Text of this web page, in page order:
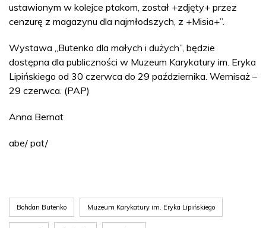
ustawionym w kolejce ptakom, został +zdjęty+ przez
cenzurę z magazynu dla najmłodszych, z +Misia+”.
Wystawa „Butenko dla małych i dużych”, będzie
dostępna dla publiczności w Muzeum Karykatury im. Eryka
Lipińskiego od 30 czerwca do 29 października. Wernisaż –
29 czerwca. (PAP)
Anna Bernat
abe/ pat/
Bohdan Butenko Muzeum Karykatury im. Eryka Lipińskiego